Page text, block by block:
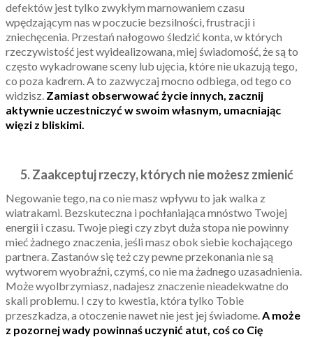
defektów jest tylko zwykłym marnowaniem czasu
wpędzającym nas w poczucie bezsilności, frustracji i
zniechęcenia. Przestań nałogowo śledzić konta, w których
rzeczywistość jest wyidealizowana, miej świadomość, że są to
często wykadrowane sceny lub ujęcia, które nie ukazują tego,
co poza kadrem. A to zazwyczaj mocno odbiega, od tego co
widzisz. Zamiast obserwować życie innych, zacznij
aktywnie uczestniczyć w swoim własnym, umacniając
więzi z bliskimi.
5. Zaakceptuj rzeczy, których nie możesz zmienić
Negowanie tego, na co nie masz wpływu to jak walka z
wiatrakami. Bezskuteczna i pochłaniająca mnóstwo Twojej
energii i czasu. Twoje piegi czy zbyt duża stopa nie powinny
mieć żadnego znaczenia, jeśli masz obok siebie kochającego
partnera. Zastanów się też czy pewne przekonania nie są
wytworem wyobraźni, czymś, co nie ma żadnego uzasadnienia.
Może wyolbrzymiasz, nadajesz znaczenie nieadekwatne do
skali problemu. I czy to kwestia, która tylko Tobie
przeszkadza, a otoczenie nawet nie jest jej świadome.A może
z pozornej wady powinnaś uczynić atut, coś co Cię